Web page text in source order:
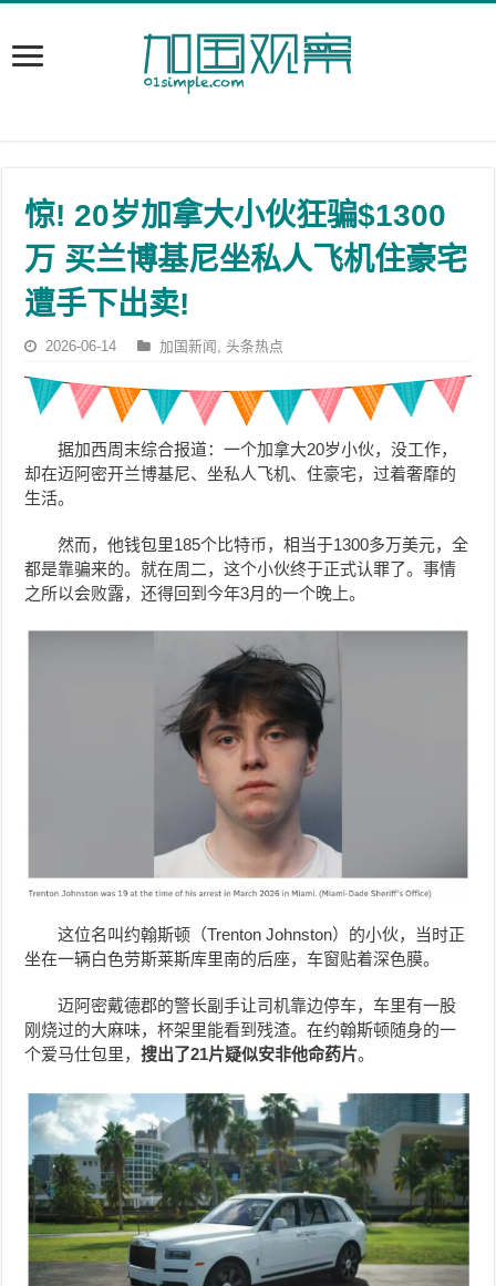
惊! 20岁加拿大小伙狂骗$1300
万 买兰博基尼坐私人飞机住豪宅
遭手下出卖!
2026-06-14 加国新闻 ,头条热点
据加西周末综合报道：一个加拿大20岁小伙，没工作，
却在迈阿密开兰博基尼、坐私人飞机、住豪宅，过着奢靡的
生活。
然而，他钱包里185个比特币，相当于1300多万美元，全
都是靠骗来的。就在周二，这个小伙终于正式认罪了。事情
之所以会败露，还得回到今年3月的一个晚上。
这位名叫约翰斯顿（Trenton Johnston）的小伙，当时正
坐在一辆白色劳斯莱斯库里南的后座，车窗贴着深色膜。
迈阿密戴德郡的警长副手让司机靠边停车，车里有一股
刚烧过的大麻味，杯架里能看到残渣。在约翰斯顿随身的一
个爱马仕包里，搜出了21片疑似安非他命药片。